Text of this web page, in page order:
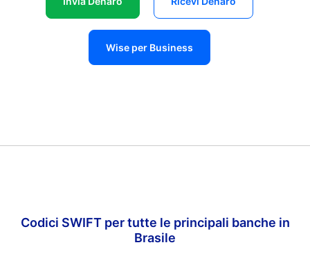
Wise per Business
Codici SWIFT per tutte le principali banche in
Brasile